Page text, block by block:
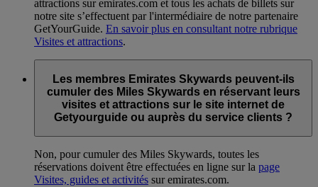
attractions sur emirates.com et tous les achats de billets sur
notre site s’effectuent par l'intermédiaire de notre partenaire
GetYourGuide. En savoir plus en consultant notre rubrique
Visites et attractions.
Les membres Emirates Skywards peuvent-ils
cumuler des Miles Skywards en réservant leurs
visites et attractions sur le site internet de
Getyourguide ou auprès du service clients ?
Non, pour cumuler des Miles Skywards, toutes les
réservations doivent être effectuées en ligne sur la page
Visites, guides et activités sur emirates.com.